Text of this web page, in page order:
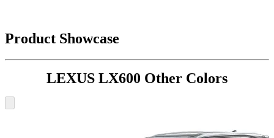
Product Showcase
LEXUS LX600 Other Colors